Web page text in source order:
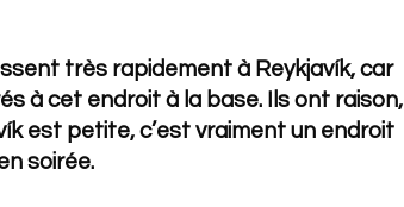
très rapidement à Reykjavík, car
à cet endroit à la base. Ils ont raison,
est petite, c’est vraiment un endroit
soirée.